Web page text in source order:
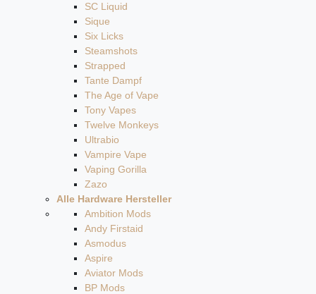
SC Liquid
Sique
Six Licks
Steamshots
Strapped
Tante Dampf
The Age of Vape
Tony Vapes
Twelve Monkeys
Ultrabio
Vampire Vape
Vaping Gorilla
Zazo
Alle Hardware Hersteller
Ambition Mods
Andy Firstaid
Asmodus
Aspire
Aviator Mods
BP Mods